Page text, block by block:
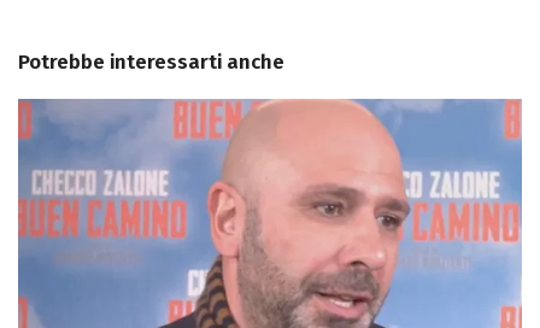
Potrebbe interessarti anche